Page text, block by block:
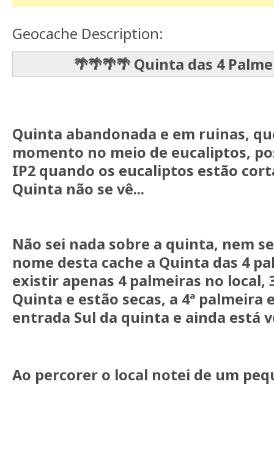
Geocache Description:
🌴🌴🌴🌴 Quinta das 4
Quinta abandonada e em ruinas,
momento no meio de eucaliptos,
IP2 quando os eucaliptos estão
Quinta não se vê...
Não sei nada sobre a quinta, nem
nome desta cache a Quinta das 4
existir apenas 4 palmeiras no local,
Quinta e estão secas, a 4ª palmeira
entrada Sul da quinta e ainda está
Ao percorer o local notei de um